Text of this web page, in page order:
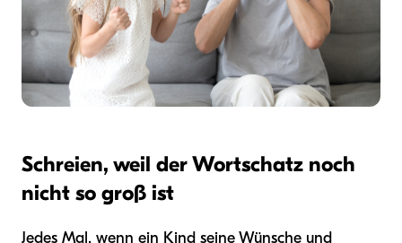
Schreien, weil der Wortschatz noch
nicht so groß ist
Jedes Mal, wenn ein Kind seine Wünsche und